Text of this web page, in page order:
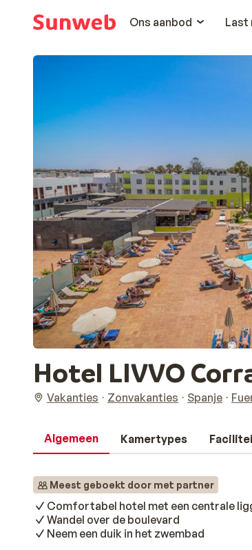
Ons aanbod
Last
Hotel LIVVO
Vakanties Zonvakanties Spanje
Algemeen Kamertypes
Meest geboekt door met partner
Comfortabel hotel met een centrale
Wandel over de boulevard
Neem een duik in het zwembad